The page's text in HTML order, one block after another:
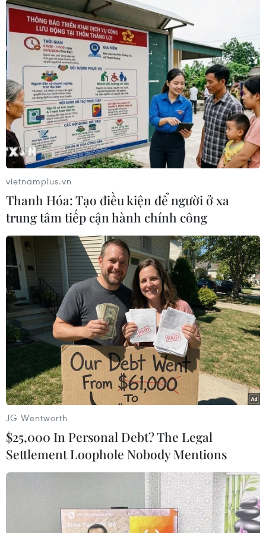
Ở trận gặp Mỹ, các nữ cầu thủ Việt Nam đã
thủng lưới ở phút thứ 13 và pha cản phá penalty
của Kim Thanh là động lực giúp đội tuyển chơi
tự tin hơn trong suốt phần còn lại của trận đấu,
dù sau đó họ thua thêm hai bàn nữa. Trong trận
với Bồ Đào Nha, đó là một bước lùi về sự thể
hiện, nhưng cũng là một bài học quan trọng mà
họ phải lĩnh hội ở sân chơi thế giới. Nó sẽ giúp
ích nhiều cho họ sau này.
Trời rất lạnh và các cô gái đá bóng Việt Nam đã
chiến đấu với trái tim nóng, các cổ động viên
trên sân và hàng triệu người hâm mộ ở nhà
cũng sát cánh bên họ với những trái tim nóng,
nhưng thế là chưa đủ để biến những ước mơ
thành hiện thực.
Dù vậy, đây mới là World Cup đầu tiên, là lần
đầu ra biển lớn, là một thực tế phũ phàng về sự
chênh lệch trình độ và đẳng cấp không khó
nhận ra. Hãy cùng vun đắp và phấn đấu cho
những World Cup tiếp theo./.
(TTXVN/Vietnam+)
vietnamplus.vn
Thanh Hóa: Tạo điều kiện để người ở xa
trung tâm tiếp cận hành chính công
JG Wentworth
$25,000 In Personal Debt? The Legal
Settlement Loophole Nobody Mentions